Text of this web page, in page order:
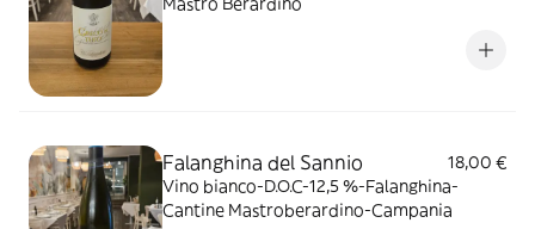
Falanghina del Sannio
18,00 €
Vino bianco-D.O.C-12,5 %-Falanghina-
Cantine Mastroberardino-Campania